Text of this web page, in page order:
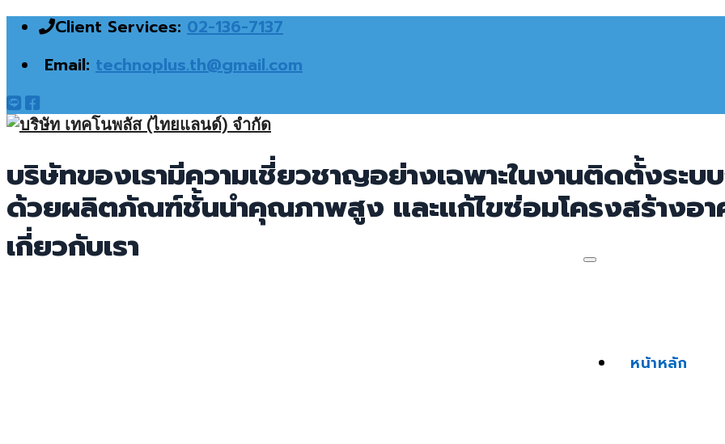
Client Services: 02-136-7137
Email: technoplus.th@gmail.com
บริษัทของเรามีความเชี่ยวชาญอย่างเฉพาะในงานติดตั้งระ
ด้วยผลิตภัณฑ์ชั้นนำคุณภาพสูง และแก้ไขซ่อมโครงสร้างอา
หน้าหลัก
เกี่ยวกับเรา